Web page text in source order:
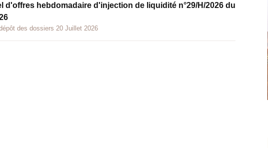
d'offres hebdomadaire d'injection de liquidité n°29/H/2026 du
des dossiers 20 Juillet 2026